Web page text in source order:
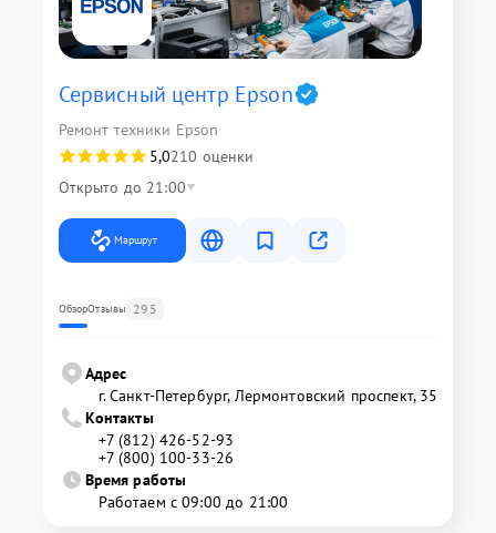
Сервисный центр Epson
Ремонт техники Epson
5,0210 оценки
Открыто до 21:00
Маршрут
ОбзорОтзывы 295
Адрес
г. Санкт-Петербург, Лермонтовский проспект, 35
Контакты
+7 (812) 426-52-93
+7 (800) 100-33-26
Время работы
Работаем с 09:00 до 21:00